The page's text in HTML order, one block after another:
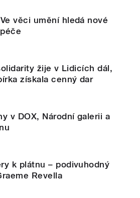
věci umění hledá nové
žije v Lidicích dál,
získala cenný dar
v DOX, Národní galerii a
k plátnu – podivuhodný
Revella